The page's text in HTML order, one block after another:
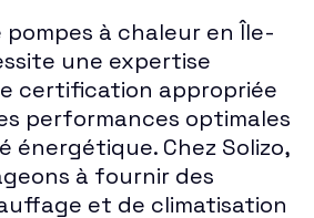
à chaleur en Île-
une expertise
certification appropriée
performances optimales
énergétique. Chez Solizo,
à fournir des
et de climatisation